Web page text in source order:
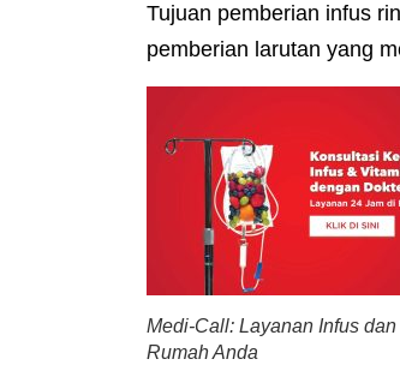
Tujuan pemberian infus
pemberian larutan yang
Medi-Call: Layanan Infus
Rumah Anda